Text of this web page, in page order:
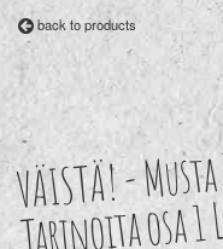
back to products
VÄISTÄ! -
Tarinoita osa 1